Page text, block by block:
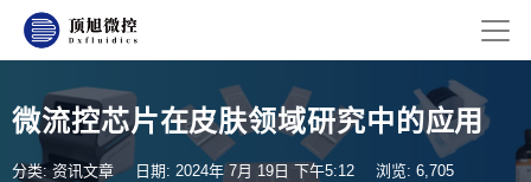
微流控芯片在皮肤领域研究中的应用
分类: 资讯文章 日期: 2024年 7月 19日 下午5:12 浏览: 6,705